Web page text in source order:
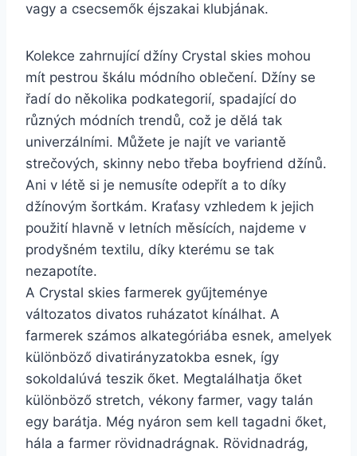
vagy a csecsemők éjszakai klubjának.
Kolekce zahrnující džíny Crystal skies mohou
mít pestrou škálu módního oblečení. Džíny se
řadí do několika podkategorií, spadající do
různých módních trendů, což je dělá tak
univerzálními. Můžete je najít ve variantě
strečových, skinny nebo třeba boyfriend džínů.
Ani v létě si je nemusíte odepřít a to díky
džínovým šortkám. Kraťasy vzhledem k jejich
použití hlavně v letních měsících, najdeme v
prodyšném textilu, díky kterému se tak
nezapotíte.
A Crystal skies farmerek gyűjteménye
változatos divatos ruházatot kínálhat. A
farmerek számos alkategóriába esnek, amelyek
különböző divatirányzatokba esnek, így
sokoldalúvá teszik őket. Megtalálhatja őket
különböző stretch, vékony farmer, vagy talán
egy barátja. Még nyáron sem kell tagadni őket,
hála a farmer rövidnadrágnak. Rövidnadrág,